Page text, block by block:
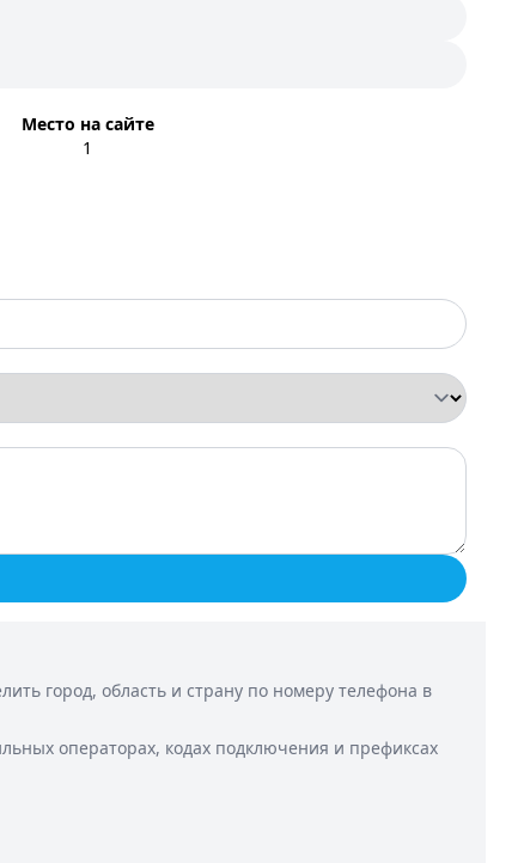
Место на сайте
1
город, область и страну по номеру телефона в
операторах, кодах подключения и префиксах